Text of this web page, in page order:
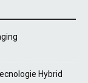
Hybrid